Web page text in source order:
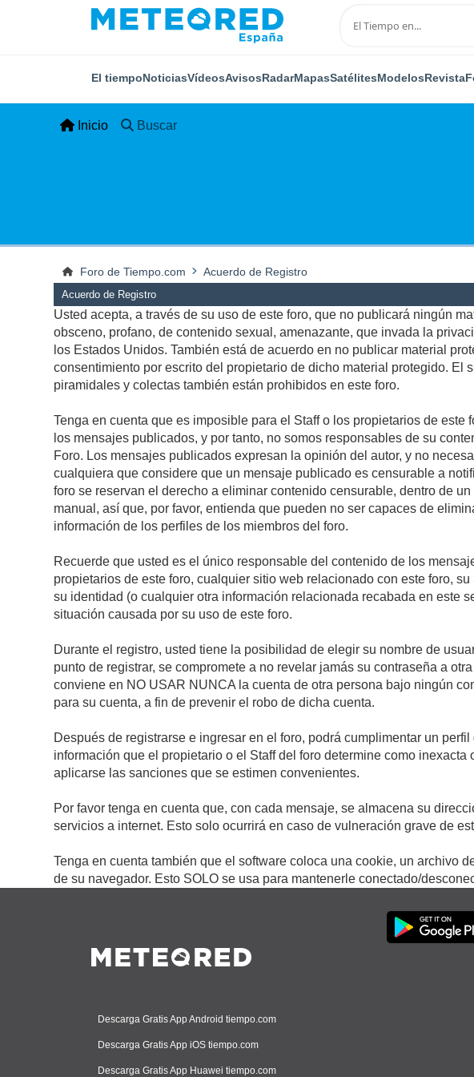
El tiempoNoticiasVídeosAvisosRadarMapasSatélitesModelosRevista
Inicio Buscar
Foro de Tiempo.com Acuerdo de Registro
Acuerdo de Registro
Usted acepta, a través de su uso de este foro, que no publicará ningún
obsceno, profano, de contenido sexual, amenazante, que invada la
los Estados Unidos. También está de acuerdo en no publicar material
consentimiento por escrito del propietario de dicho material protegido.
piramidales y colectas también están prohibidos en este foro.
Tenga en cuenta que es imposible para el Staff o los propietarios de
los mensajes publicados, y por tanto, no somos responsables de su
Foro. Los mensajes publicados expresan la opinión del autor, y no
cualquiera que considere que un mensaje publicado es censurable a
foro se reservan el derecho a eliminar contenido censurable, dentro de
manual, así que, por favor, entienda que pueden no ser capaces de
información de los perfiles de los miembros del foro.
Recuerde que usted es el único responsable del contenido de los
propietarios de este foro, cualquier sitio web relacionado con este foro,
su identidad (o cualquier otra información relacionada recabada en este
situación causada por su uso de este foro.
Durante el registro, usted tiene la posibilidad de elegir su nombre de
punto de registrar, se compromete a no revelar jamás su contraseña a
conviene en NO USAR NUNCA la cuenta de otra persona bajo ningún
para su cuenta, a fin de prevenir el robo de dicha cuenta.
Después de registrarse e ingresar en el foro, podrá cumplimentar un
información que el propietario o el Staff del foro determine como
aplicarse las sanciones que se estimen convenientes.
Por favor tenga en cuenta que, con cada mensaje, se almacena su
servicios a internet. Esto solo ocurrirá en caso de vulneración grave de
Tenga en cuenta también que el software coloca una cookie, un archivo
de su navegador. Esto SOLO se usa para mantenerle conectado/
Descarga Gratis App Android tiempo.com
Descarga Gratis App iOS tiempo.com
Descarga Gratis App Huawei tiempo.com